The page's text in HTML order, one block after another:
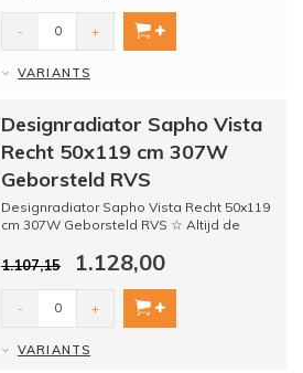
- +
VARIANTS
Designradiator Sapho Vista
Recht 50x119 cm 307W
Geborsteld RVS
Designradiator Sapho Vista Recht 50x119
cm 307W Geborsteld RVS ☆ Altijd de
1.107,15 1.128,00
- +
VARIANTS